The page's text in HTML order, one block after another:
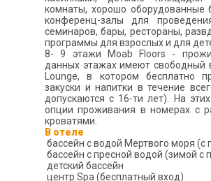
комнаты, хорошо оборудованные
конференц-залы для
семинаров, бары, рестораны,
программы для взрослых и для
8- 9 этажи Moab Floors -
данных этажах имеют свободный
Lounge, в котором бесплатно
закуски и напитки в течение
допускаются с 16-ти лет). На
опции проживания в номерах с
кроватями.
В отеле
бассейн с водой Мертвого моря (с
бассейн с пресной водой (зимой с
детский бассейн
центр Spa (бесплатный вход)